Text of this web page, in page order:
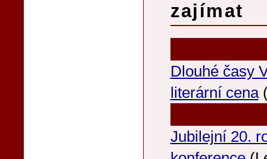
zajímat
Dlouhé časy
literární cena
Jubilejní 20.